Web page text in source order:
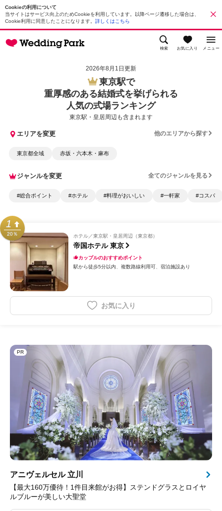
Cookieの利用について
当サイトはサービス向上のためCookieを利用しています。以降ページ遷移した場合は、
Cookie利用に同意したことになります。 詳しくはこちら
検索 お気に入り メニュー
2026年8月1日更新
東京駅で
重厚感のある結婚式を挙げられる
人気の式場ランキング
東京駅・皇居周辺も含まれます
エリアを変更 他のエリアから探す
東京都全域 赤坂・六本木・麻布
ジャンルを変更 全てのジャンルを見る
#総合ポイント #ホテル #料理がおいしい #一軒家 #コスパ
1
20％ ホテル 東京駅・皇居周辺（東京都）
帝国ホテル 東京
カップルのおすすめポイント
駅から徒歩5分以内
複数路線利用可 宿泊施設あり
お気に入り
PR
アニヴェルセル 立川
【最大160万優待！1件目来館がお得】ステンドグラスとロイヤ
ルブルーが美しい大聖堂